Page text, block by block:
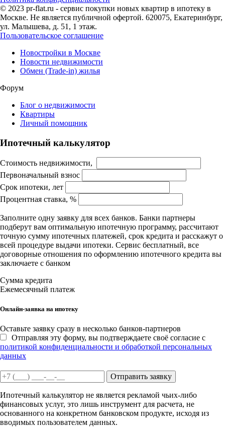
© 2023 pr-flat.ru - сервис покупки новых квартир в ипотеку в
Москве. Не является публичной офертой. 620075, Екатеринбург,
ул. Малышева, д. 51, 1 этаж.
Пользовательское соглашение
Новостройки в Москве
Новости недвижимости
Обмен (Trade-in) жилья
Форум
Блог о недвижимости
Квартиры
Личный помощник
Ипотечный калькулятор
Стоимость недвижимости,
Первоначальный взнос
Срок ипотеки, лет
Процентная ставка, %
Заполните одну заявку для всех банков. Банки партнеры
подберут вам оптимальную ипотечную программу, рассчитают
точную сумму ипотечных платежей, срок кредита и расскажут о
всей процедуре выдачи ипотеки. Сервис бесплатный, все
договорные отношения по оформлению ипотечного кредита вы
заключаете с банком
Сумма кредита
Ежемесячный платеж
Онлайн-заявка на ипотеку
Оставьте заявку сразу в несколько банков-партнеров
Отправляя эту форму, вы подтверждаете своё согласие с
политикой конфиденциальности и обработкой персональных
данных
Отправить заявку
Ипотечный калькулятор не является рекламой чьих-либо
финансовых услуг, это лишь инструмент для расчета, не
основанного на конкретном банковском продукте, исходя из
вводимых пользователем данных.